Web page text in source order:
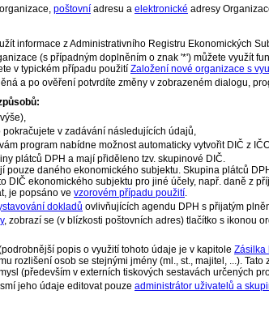
poštovní adresu a elektronické adresy
informace z Administrativního Registru Ekonomických
(s případným doplněním o znak '*') můžete využít
v typickém případu použití Založení nové organizace s
a po ověření potvrdíte změny v zobrazeném dialogu,
v zadávání následujících údajů,
program nabídne možnost automaticky vytvořit DIČ z
plátců DPH a mají přiděleno tzv. skupinové DIČ.
pouze daného ekonomického subjektu. Skupina plátců
DIČ ekonomického subjektu pro jiné účely, např. daně z
je popsáno ve vzorovém případu použití.
dokladů ovlivňujících agendu DPH s přijatým
, zobrazí se (v blízkosti poštovních adres) tlačítko s ikonou
popis o využití tohoto údaje je v kapitole Zásilka
rozlišení osob se stejnými jmény (ml., st., majitel, ...).
(především v externích tiskových sestavách určených
jeho údaje editovat pouze administrátor uživatelů a